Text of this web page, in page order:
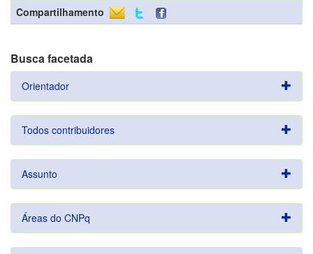
Compartilhamento
Busca facetada
Orientador
Todos contribuidores
Assunto
Áreas do CNPq